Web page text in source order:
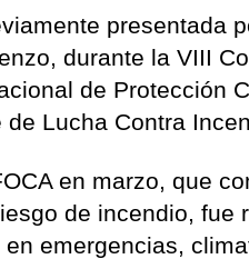
presentada
durante la VIII
de Protección
Lucha Contra
en marzo, que
de incendio,
emergencias,